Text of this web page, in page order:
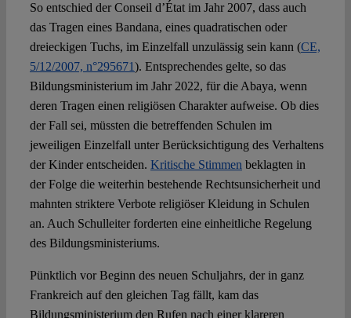
So entschied der Conseil d’État im Jahr 2007, dass auch
das Tragen eines Bandana, eines quadratischen oder
dreieckigen Tuchs, im Einzelfall unzulässig sein kann (CE,
5/12/2007, n°295671). Entsprechendes gelte, so das
Bildungsministerium im Jahr 2022, für die Abaya, wenn
deren Tragen einen religiösen Charakter aufweise. Ob dies
der Fall sei, müssten die betreffenden Schulen im
jeweiligen Einzelfall unter Berücksichtigung des Verhaltens
der Kinder entscheiden. Kritische Stimmen beklagten in
der Folge die weiterhin bestehende Rechtsunsicherheit und
mahnten striktere Verbote religiöser Kleidung in Schulen
an. Auch Schulleiter forderten eine einheitliche Regelung
des Bildungsministeriums.
Pünktlich vor Beginn des neuen Schuljahrs, der in ganz
Frankreich auf den gleichen Tag fällt, kam das
Bildungsministerium den Rufen nach einer klareren